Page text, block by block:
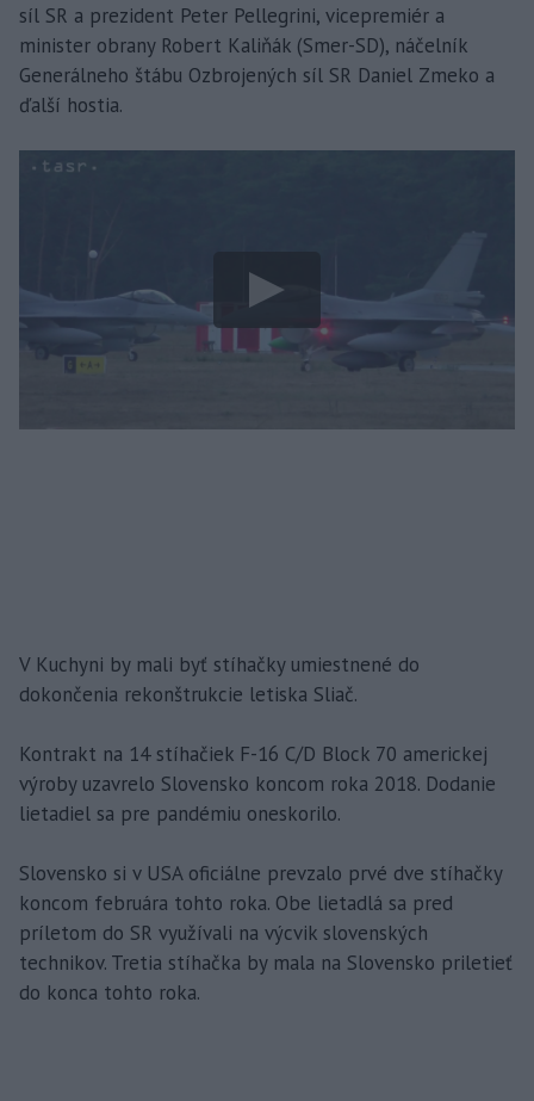
síl SR a prezident Peter Pellegrini, vicepremiér a
minister obrany Robert Kaliňák (Smer-SD), náčelník
Generálneho štábu Ozbrojených síl SR Daniel Zmeko a
ďalší hostia.
V Kuchyni by mali byť stíhačky umiestnené do
dokončenia rekonštrukcie letiska Sliač.
Kontrakt na 14 stíhačiek F-16 C/D Block 70 americkej
výroby uzavrelo Slovensko koncom roka 2018. Dodanie
lietadiel sa pre pandémiu oneskorilo.
Slovensko si v USA oficiálne prevzalo prvé dve stíhačky
koncom februára tohto roka. Obe lietadlá sa pred
príletom do SR využívali na výcvik slovenských
technikov. Tretia stíhačka by mala na Slovensko priletieť
do konca tohto roka.